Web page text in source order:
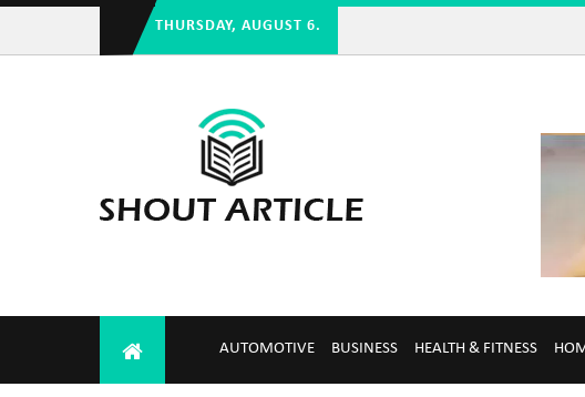
THURSDAY, AUGUST 6.
AUTOMOTIVE BUSINESS HEALTH & FITNESS